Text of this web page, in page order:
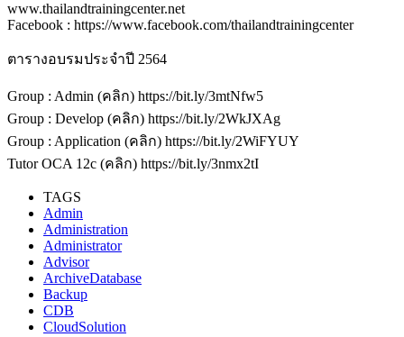
www.thailandtrainingcenter.net
Facebook : https://www.facebook.com/thailandtrainingcenter
ตารางอบรมประจำปี 2564
Group : Admin (คลิก) https://bit.ly/3mtNfw5
Group : Develop (คลิก) https://bit.ly/2WkJXAg
Group : Application (คลิก) https://bit.ly/2WiFYUY
Tutor OCA 12c (คลิก) https://bit.ly/3nmx2tI
TAGS
Admin
Administration
Administrator
Advisor
ArchiveDatabase
Backup
CDB
CloudSolution